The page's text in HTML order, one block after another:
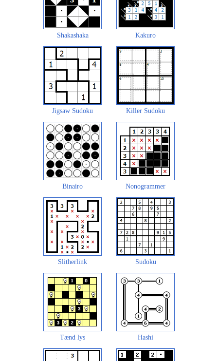
Shakashaka Kakuro
Jigsaw Sudoku Killer Sudoku
Binairo Nonogrammer
Slitherlink Sudoku
Tænd lys Hashi